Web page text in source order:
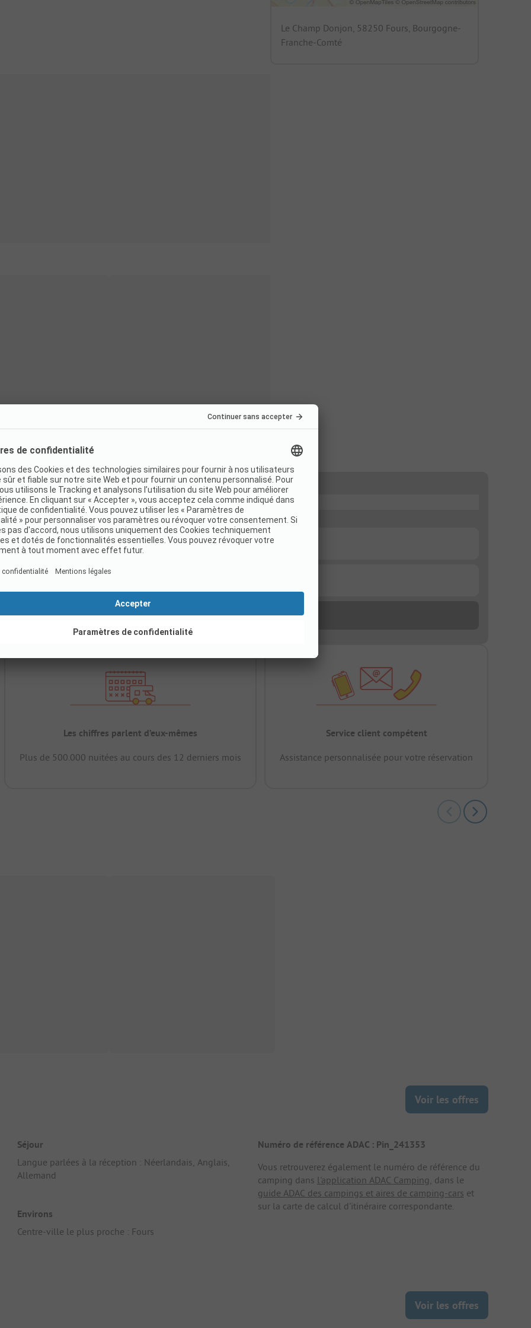
Le Champ Donjon, 58250 Fours, Bourgogne-
Franche-Comté
Les chiffres parlent d’eux-mêmes
Plus de 500.000 nuitées au cours des 12 derniers mois
Service client compétent
Assistance personnalisée pour votre réservation
Voir les offres
Séjour
Langue parlées à la réception : Néerlandais, Anglais,
Allemand
Environs
Centre-ville le plus proche : Fours
Numéro de référence ADAC : Pin_241353
Vous retrouverez également le numéro de référence du
camping dans l'application ADAC Camping , dans le
guide ADAC des campings et aires de camping-cars et
sur la carte de calcul d'itinéraire correspondante.
Voir les offres